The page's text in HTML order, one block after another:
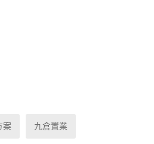
案 九倉置業